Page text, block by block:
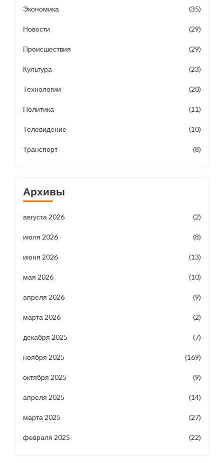
Экономика (35)
Новости (29)
Происшествия (29)
Культура (23)
Технологии (20)
Политика (11)
Телевидение (10)
Транспорт (8)
Архивы
августа 2026 (2)
июля 2026 (8)
июня 2026 (13)
мая 2026 (10)
апреля 2026 (9)
марта 2026 (2)
декабря 2025 (7)
ноября 2025 (169)
октября 2025 (9)
апреля 2025 (14)
марта 2025 (27)
февраля 2025 (22)